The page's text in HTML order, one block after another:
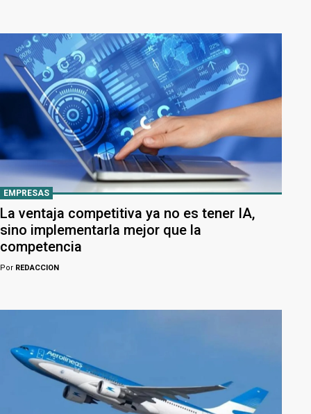
EMPRESAS
La ventaja competitiva ya no es tener IA,
sino implementarla mejor que la
competencia
Por REDACCION